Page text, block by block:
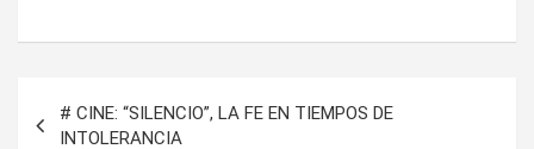
de
# CINE: “SILENCIO”, LA FE EN TIEMPOS DE
INTOLERANCIA